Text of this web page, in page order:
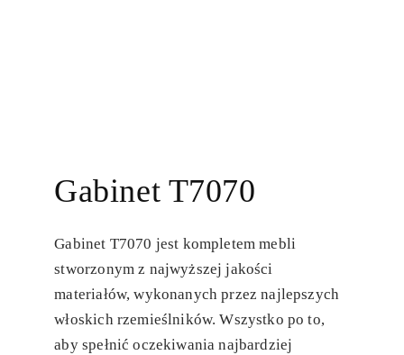
Gabinet T7070
Gabinet T7070 jest kompletem mebli
stworzonym z najwyższej jakości
materiałów, wykonanych przez najlepszych
włoskich rzemieślników. Wszystko po to,
aby spełnić oczekiwania najbardziej